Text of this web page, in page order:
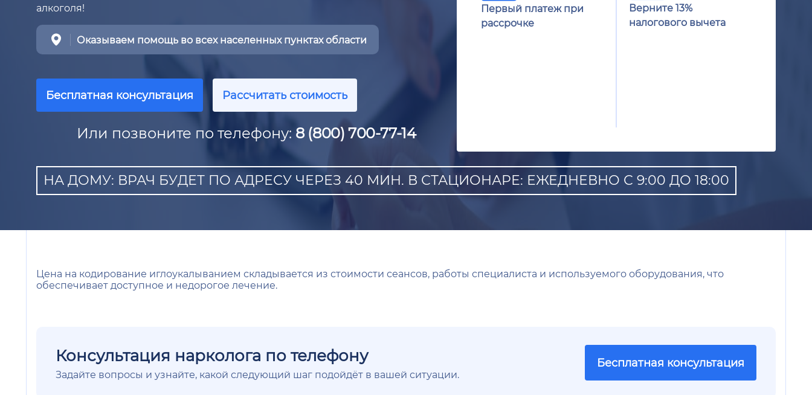
алкоголя!
Оказываем помощь во всех населенных пунктах области
Бесплатная консультация Рассчитать стоимость
Или позвоните по телефону: 8 (800) 700-77-14
НА ДОМУ: ВРАЧ БУДЕТ ПО АДРЕСУ ЧЕРЕЗ 40 МИН. В СТАЦИОНАРЕ: ЕЖЕДНЕВНО С 9:00 ДО 18:00
Первый платеж при
рассрочке
Верните 13%
налогового вычета
Цена на кодирование иглоукалыванием складывается из стоимости сеансов, работы специалиста и используемого оборудования, что
обеспечивает доступное и недорогое лечение.
Консультация нарколога по телефону
Задайте вопросы и узнайте, какой следующий шаг подойдёт в вашей ситуации.
Бесплатная консультация